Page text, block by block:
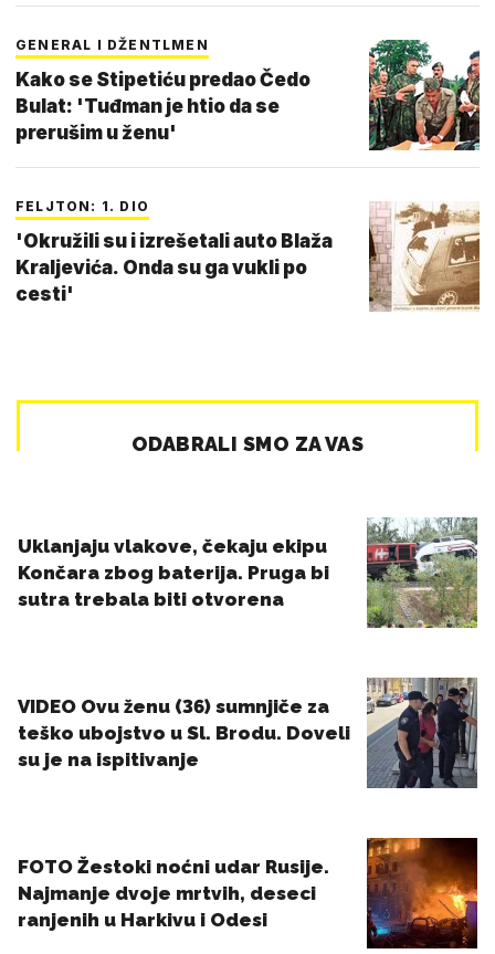
GENERAL I DŽENTLMEN
Kako se Stipetiću predao Čedo
Bulat: 'Tuđman je htio da se
prerušim u ženu'
FELJTON: 1. DIO
'Okružili su i izrešetali auto Blaža
Kraljevića. Onda su ga vukli po
cesti'